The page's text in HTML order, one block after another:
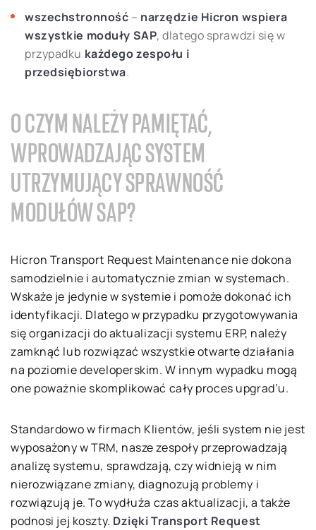
wszechstronność – narzędzie Hicron wspiera
wszystkie moduły SAP, dlatego sprawdzi się w
przypadku każdego zespołu i
przedsiębiorstwa.
O CZYM NALEŻY PAMIĘTAĆ,
WPROWADZAJĄC SYSTEM
UTRZYMUJĄCY SPRAWNOŚĆ
MODUŁÓW SAP?
Hicron Transport Request Maintenance nie dokona
samodzielnie i automatycznie zmian w systemach.
Wskaże je jedynie w systemie i pomoże dokonać ich
identyfikacji. Dlatego w przypadku przygotowywania
się organizacji do aktualizacji systemu ERP, należy
zamknąć lub rozwiązać wszystkie otwarte działania
na poziomie developerskim. W innym wypadku mogą
one poważnie skomplikować cały proces upgrad’u.
Standardowo w firmach Klientów, jeśli system nie jest
wyposażony w TRM, nasze zespoły przeprowadzają
analizę systemu, sprawdzają, czy widnieją w nim
nierozwiązane zmiany, diagnozują problemy i
rozwiązują je. To wydłuża czas aktualizacji, a także
podnosi jej koszty. Dzięki Transport Request